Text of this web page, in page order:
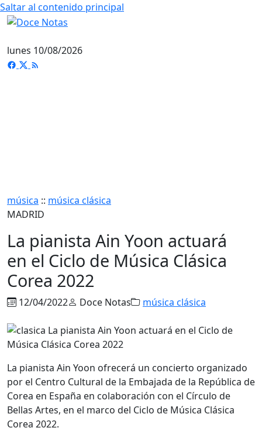
Saltar al contenido principal
lunes 10/08/2026
música :: música clásica
MADRID
La pianista Ain Yoon actuará
en el Ciclo de Música Clásica
Corea 2022
12/04/2022 Doce Notas música clásica
La pianista Ain Yoon ofrecerá un concierto organizado
por el Centro Cultural de la Embajada de la República de
Corea en España en colaboración con el Círculo de
Bellas Artes, en el marco del Ciclo de Música Clásica
Corea 2022.